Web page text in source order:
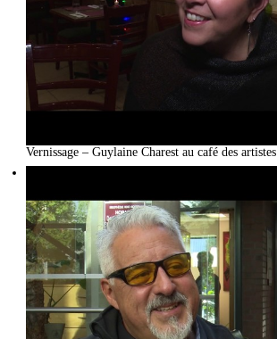
Vernissage – Guylaine Charest au café des artistes